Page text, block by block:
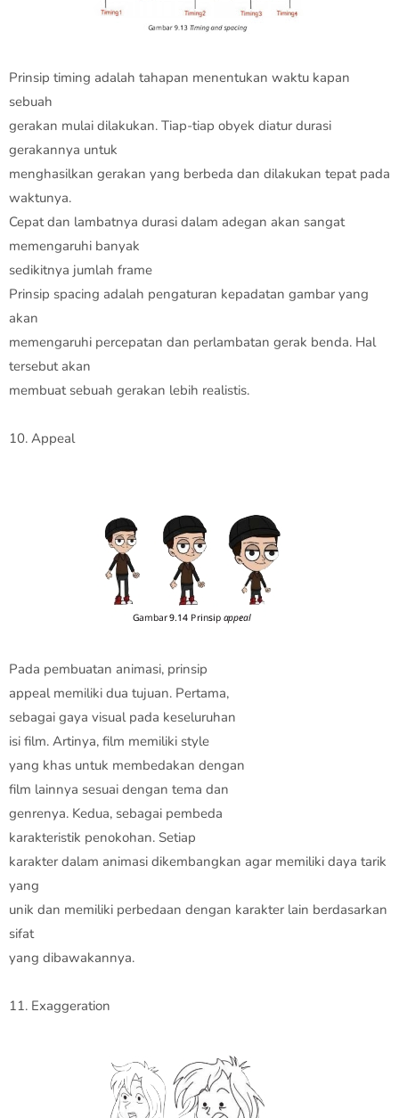
Prinsip timing adalah tahapan menentukan waktu kapan
sebuah
gerakan mulai dilakukan. Tiap-tiap obyek diatur durasi
gerakannya untuk
menghasilkan gerakan yang berbeda dan dilakukan tepat pada
waktunya.
Cepat dan lambatnya durasi dalam adegan akan sangat
memengaruhi banyak
sedikitnya jumlah frame
Prinsip spacing adalah pengaturan kepadatan gambar yang
akan
memengaruhi percepatan dan perlambatan gerak benda. Hal
tersebut akan
membuat sebuah gerakan lebih realistis.
10. Appeal
Pada pembuatan animasi, prinsip
appeal memiliki dua tujuan. Pertama,
sebagai gaya visual pada keseluruhan
isi film. Artinya, film memiliki style
yang khas untuk membedakan dengan
film lainnya sesuai dengan tema dan
genrenya. Kedua, sebagai pembeda
karakteristik penokohan. Setiap
karakter dalam animasi dikembangkan agar memiliki daya tarik
yang
unik dan memiliki perbedaan dengan karakter lain berdasarkan
sifat
yang dibawakannya.
11. Exaggeration